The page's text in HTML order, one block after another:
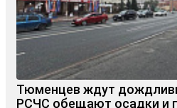
Тюменцев ждут
РСЧС обещают осадки и